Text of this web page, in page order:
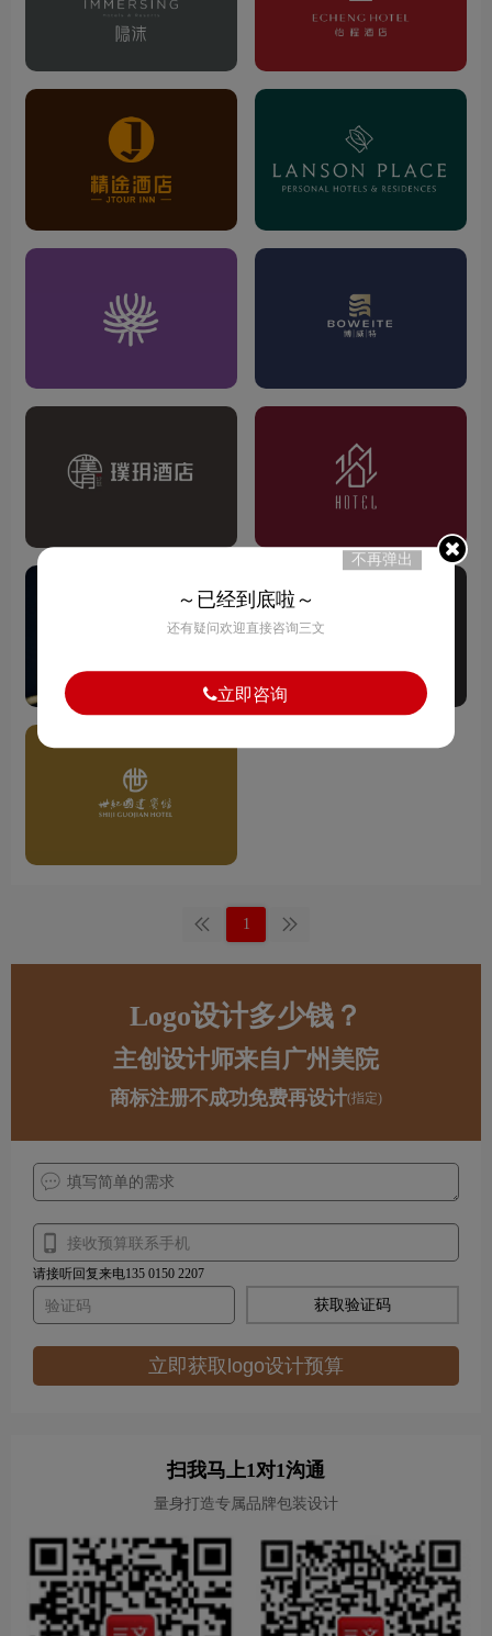
1
Logo设计多少钱？
主创设计师来自广州美院
商标注册不成功免费再设计(指定)
请接听回复来电135 0150 2207
获取验证码
立即获取logo设计预算
扫我马上1对1沟通
量身打造专属品牌包装设计
不再弹出
～已经到底啦～
还有疑问欢迎直接咨询三文
立即咨询